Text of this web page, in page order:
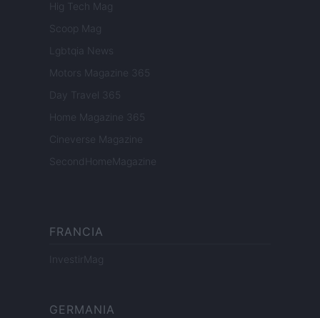
Hig Tech Mag
Scoop Mag
Lgbtqia News
Motors Magazine 365
Day Travel 365
Home Magazine 365
Cineverse Magazine
SecondHomeMagazine
FRANCIA
InvestirMag
GERMANIA